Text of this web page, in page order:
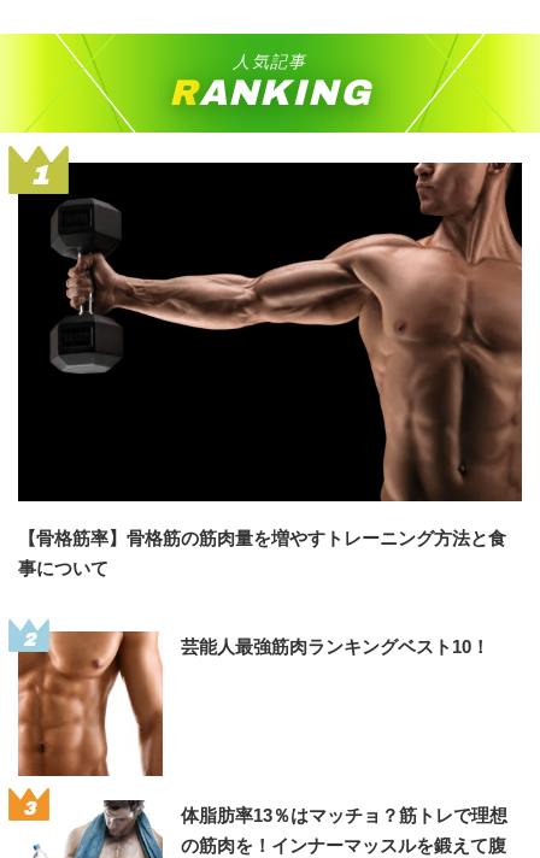
人気記事
RANKING
1
【骨格筋率】骨格筋の筋肉量を増やすトレーニング方法と食
事について
2 芸能人最強筋肉ランキングベスト10！
3
体脂肪率13％はマッチョ？筋トレで理想
の筋肉を！インナーマッスルを鍛えて腹